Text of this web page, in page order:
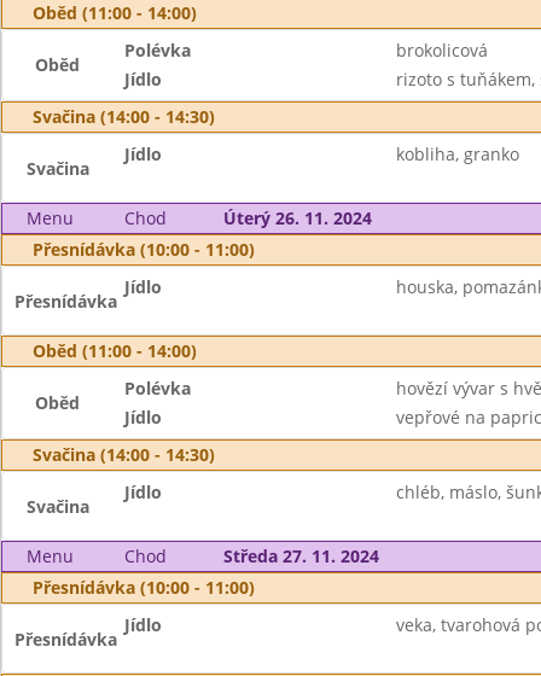
Oběd (11:00 - 14:00)
Oběd
Polévka
brokolicová
Jídlo
rizoto s tuňákem,
Svačina (14:00 - 14:30)
Svačina
Jídlo kobliha, granko
Menu Chod
Úterý 26. 11. 2024
Přesnídávka (10:00 - 11:00)
Přesnídávka
Jídlo houska,
Oběd (11:00 - 14:00)
Oběd
Polévka
hovězí vývar s
Jídlo
vepřové na
Svačina (14:00 - 14:30)
Svačina
Jídlo chléb, máslo,
Menu Chod
Středa 27. 11. 2024
Přesnídávka (10:00 - 11:00)
Přesnídávka
Jídlo veka, tvarohová